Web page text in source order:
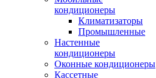
кондиционеры
Климатизаторы
Промышленные
Настенные
кондиционеры
Оконные кондиционеры
Кассетные